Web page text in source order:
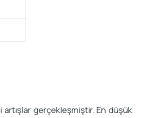
gerçekleşmiştir. En düşük